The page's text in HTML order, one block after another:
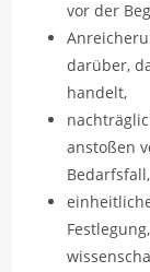
vor der
darüber,
handelt,
anstoßen
Bedarfsfall,